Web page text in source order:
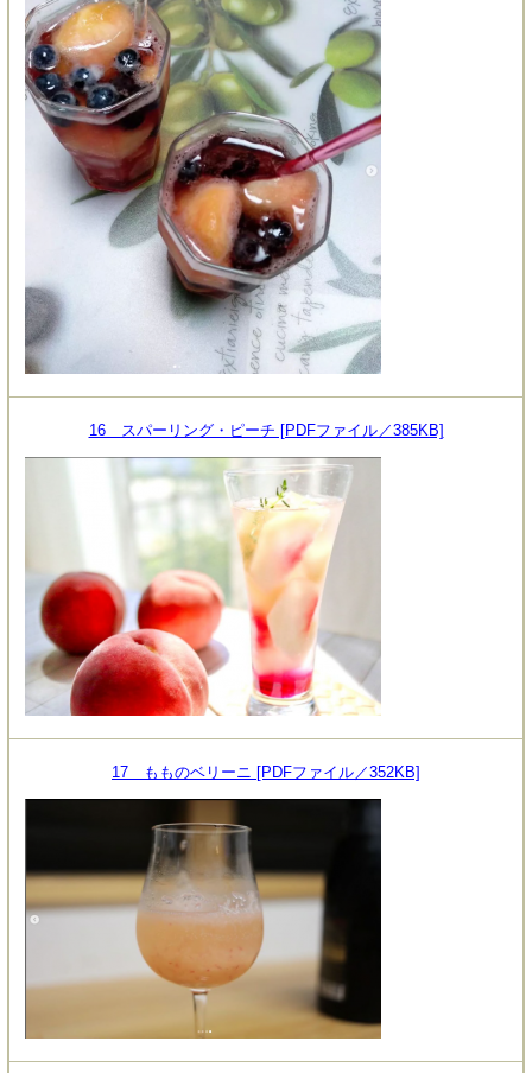
16 スパーリング・ピーチ [PDFファイル／385KB]
17 もものベリーニ [PDFファイル／352KB]